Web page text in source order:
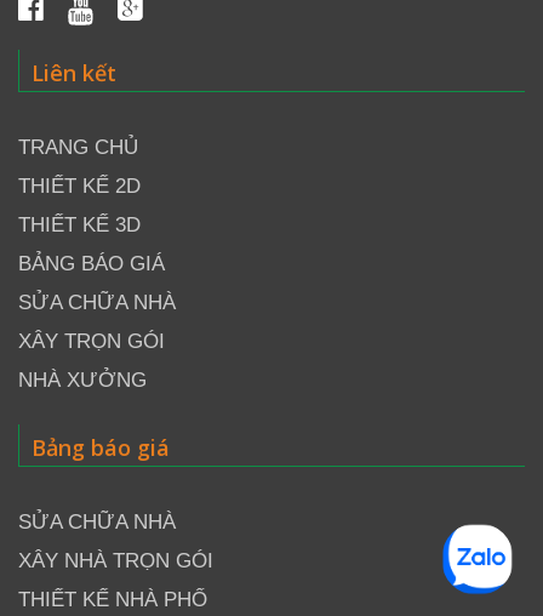
Liên kết
TRANG CHỦ
THIẾT KẾ 2D
THIẾT KẾ 3D
BẢNG BÁO GIÁ
SỬA CHỮA NHÀ
XÂY TRỌN GÓI
NHÀ XƯỞNG
Bảng báo giá
SỬA CHỮA NHÀ
XÂY NHÀ TRỌN GÓI
THIẾT KẾ NHÀ PHỐ